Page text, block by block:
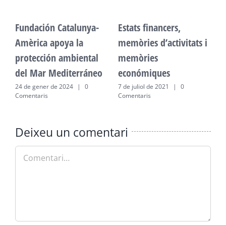
Fundación Catalunya-
Amèrica apoya la
protección ambiental
del Mar Mediterráneo
24 de gener de 2024 |
0
Comentaris
Estats financers,
memòries d’activitats i
memòries
económiques
7 de juliol de 2021 |
0
Comentaris
Deixeu un comentari